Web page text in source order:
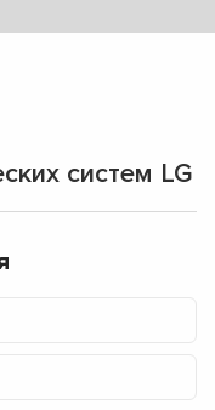
систем LG